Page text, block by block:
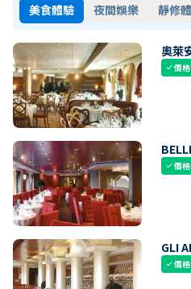
美食體驗 夜間娛樂 靜修
奧萊
check價
check價
GLI
check價